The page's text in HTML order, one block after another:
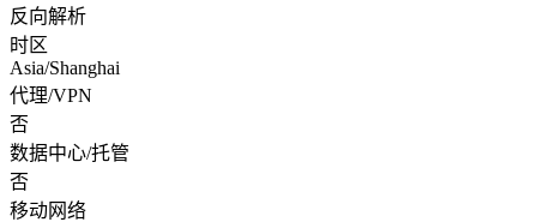
反向解析
时区
Asia/Shanghai
代理/VPN
否
数据中心/托管
否
移动网络